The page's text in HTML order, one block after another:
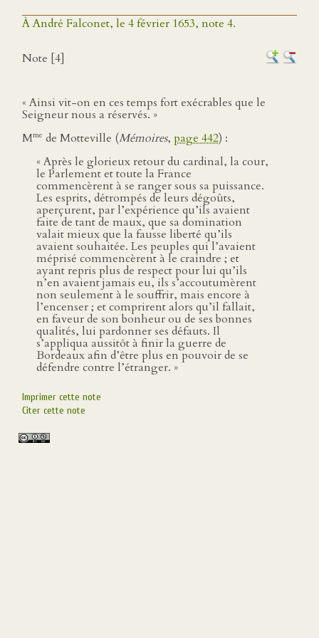
À André Falconet, le 4 février 1653, note 4.
Note [4]
« Ainsi vit-on en ces temps fort exécrables que le
Seigneur nous a réservés. »
Mme de Motteville (Mémoires, page 442) :
« Après le glorieux retour du cardinal, la cour,
le Parlement et toute la France
commencèrent à se ranger sous sa puissance.
Les esprits, détrompés de leurs dégoûts,
aperçurent, par l’expérience qu’ils avaient
faite de tant de maux, que sa domination
valait mieux que la fausse liberté qu’ils
avaient souhaitée. Les peuples qui l’avaient
méprisé commencèrent à le craindre ; et
ayant repris plus de respect pour lui qu’ils
n’en avaient jamais eu, ils s’accoutumèrent
non seulement à le souffrir, mais encore à
l’encenser ; et comprirent alors qu’il fallait,
en faveur de son bonheur ou de ses bonnes
qualités, lui pardonner ses défauts. Il
s’appliqua aussitôt à finir la guerre de
Bordeaux afin d’être plus en pouvoir de se
défendre contre l’étranger. »
Imprimer cette note
Citer cette note